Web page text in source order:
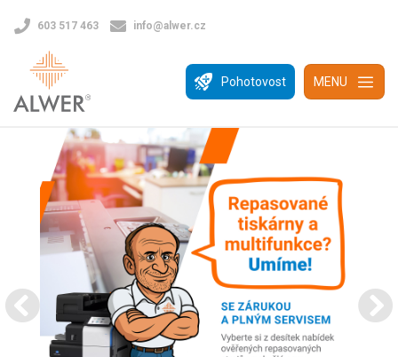
Pohotovost MENU
603 517 463 info@alwer.cz